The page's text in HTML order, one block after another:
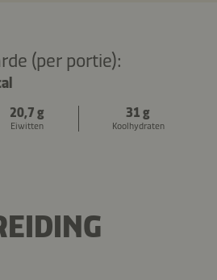
(per portie):
20,7 g
Eiwitten
31 g
Koolhydraten